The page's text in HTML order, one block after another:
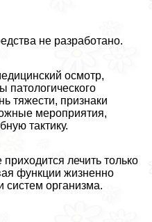
не разработано.
осмотр,
патологического
тяжести, признаки
мероприятия,
тактику.
лечить только
функции жизненно
систем организма.